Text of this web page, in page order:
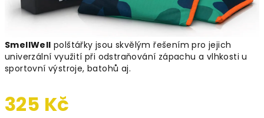
SmellWell polštářky jsou skvělým řešením pro jejich
univerzální využití při odstraňování zápachu a vlhkosti u
sportovní výstroje, batohů aj.
325 Kč